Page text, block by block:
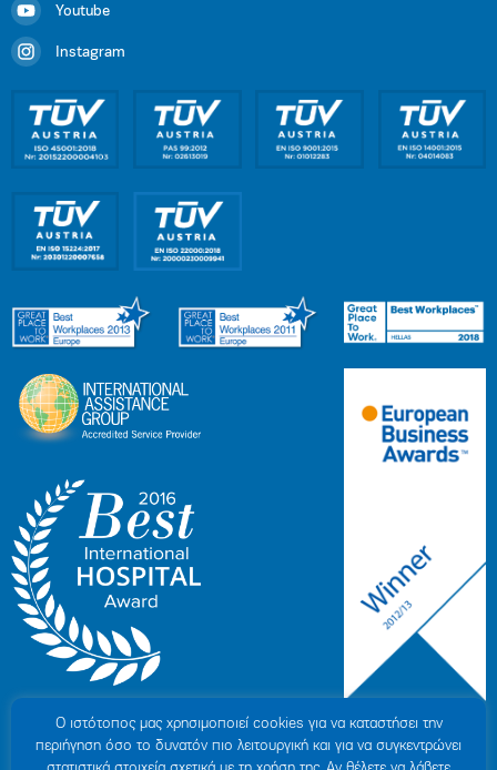
Youtube
Instagram
Ο ιστότοπoς μας χρησιμοποιεί cookies για να καταστήσει την
περιήγηση όσο το δυνατόν πιο λειτουργική και για να συγκεντρώνει